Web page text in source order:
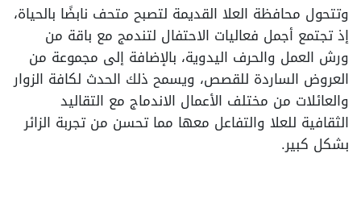
وتتحول محافظة العلا القديمة لتصبح متحف نابضًا بالحياة،
إذ تجتمع أجمل فعاليات الاحتفال لتندمج مع باقة من
ورش العمل والحرف اليدوية، بالإضافة إلى مجموعة من
العروض الساردة للقصص، ويسمح ذلك الحدث لكافة الزوار
والعائلات من مختلف الأعمال الاندماج مع التقاليد
الثقافية للعلا والتفاعل معها مما تحسن من تجربة الزائر
بشكل كبير.